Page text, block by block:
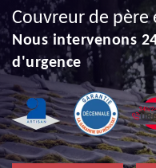
Couvreur de père
Nous intervenons
d'urgence